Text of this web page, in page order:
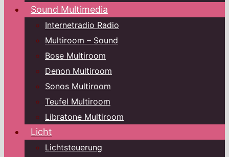
Sound Multimedia
Internetradio Radio
Multiroom – Sound
Bose Multiroom
Denon Multiroom
Sonos Multiroom
Teufel Multiroom
Libratone Multiroom
Licht
Lichtsteuerung